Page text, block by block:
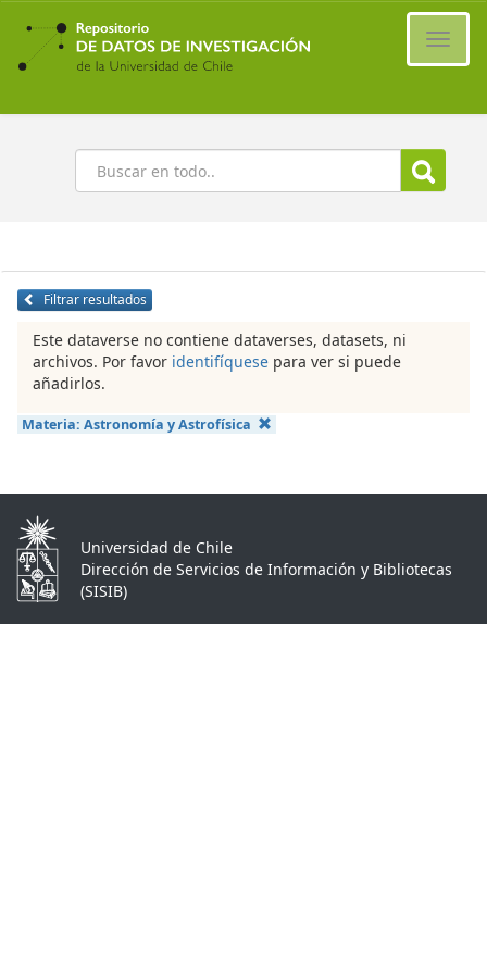
Ir
contenido
principal
Buscar
Filtrar resultados
Este dataverse no contiene dataverses, datasets, ni
archivos. Por favor identifíquese para ver si puede
añadirlos.
Materia: Astronomía y Astrofísica
Universidad de Chile
Dirección de Servicios de Información y Bibliotecas
(SISIB)